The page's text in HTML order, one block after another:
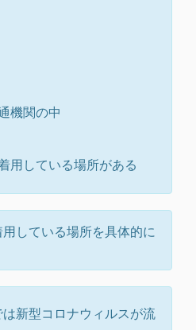
機関の中
用している場所がある
している場所を具体的に
新型コロナウィルスが流